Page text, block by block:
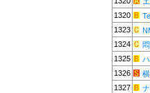
1320
1323
1324
1325
1326
1327